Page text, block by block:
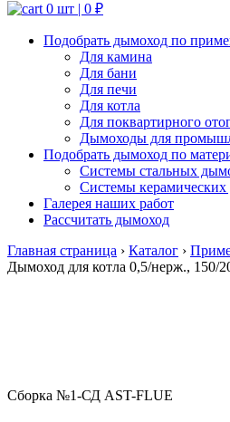
0 шт | 0 ₽
Подобрать дымоход по
Для камина
Для бани
Для печи
Для котла
Для поквартирного
Дымоходы для
Подобрать дымоход по
Системы стальных
Системы
Галерея наших работ
Рассчитать дымоход
Главная страница › Каталог ›
Дымоход для котла 0,5/нерж., 150/
Сборка №1-СД AST-FLUE